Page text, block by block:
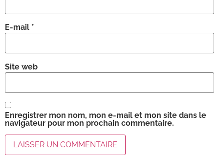
E-mail *
Site web
Enregistrer mon nom, mon e-mail et mon site dans le
navigateur pour mon prochain commentaire.